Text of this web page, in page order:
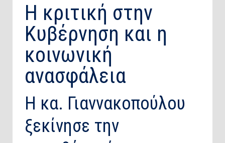
​Η κριτική στην
Κυβέρνηση και η
κοινωνική
ανασφάλεια
​Η κα. Γιαννακοπούλου
ξεκίνησε την